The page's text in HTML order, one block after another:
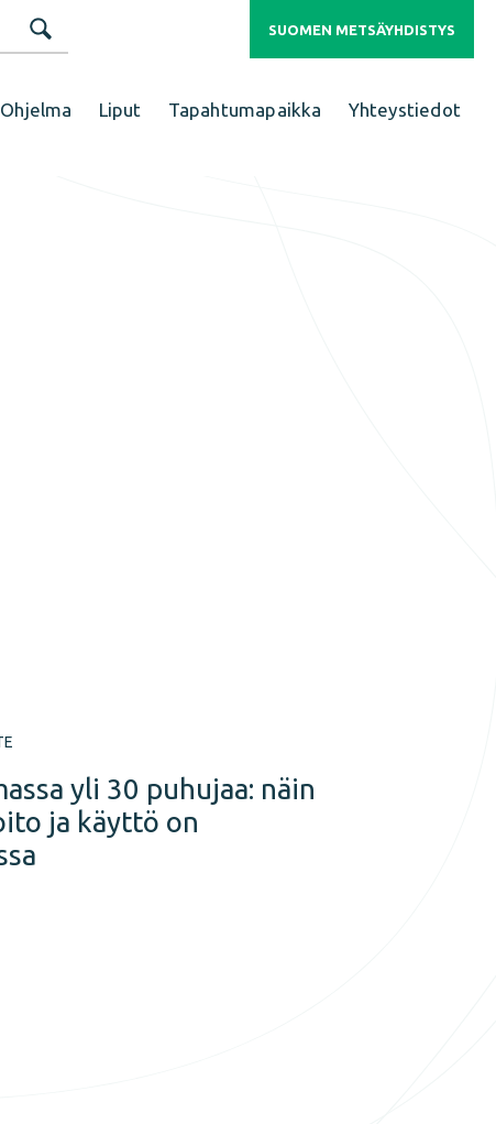
SUOMEN METSÄYHDISTYS
Ohjelma Liput Tapahtumapaikka Yhteystiedot
yli 30 puhujaa: näin
ja käyttö on